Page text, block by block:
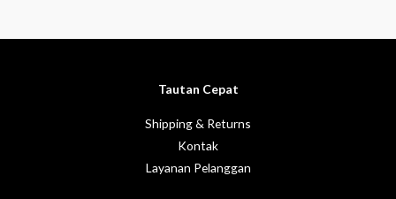
Tautan Cepat
Shipping & Returns
Kontak
Layanan Pelanggan